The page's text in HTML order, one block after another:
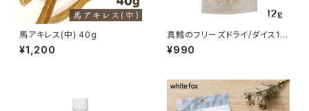
馬アキレス(中) 40g
¥1,200
真鱈のフリーズドライ/ダイス12
g whitefox
¥990